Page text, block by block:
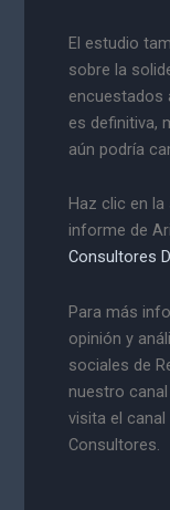
El estudio
sobre la
encuestados
es definitiva,
aún podría
Haz clic en la
informe de
Consultores
Para más
opinión y
sociales de
nuestro
visita el canal
Consultores.